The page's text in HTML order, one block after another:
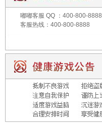
嘟嘟客服 QQ ：400-800-8888
客服热线：400-800-8888